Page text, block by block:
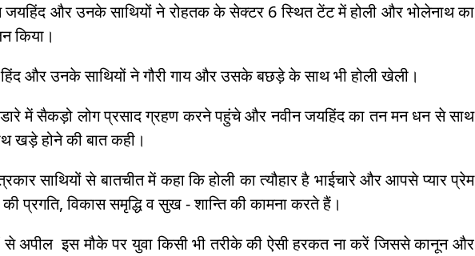
जयहिंद और उनके साथियों ने रोहतक के सेक्टर 6 स्थित टेंट में होली और भोलेनाथ का
किया।
और उनके साथियों ने गौरी गाय और उसके बछड़े के साथ भी होली खेली।
में सैकड़ो लोग प्रसाद ग्रहण करने पहुंचे और नवीन जयहिंद का तन मन धन से साथ
खड़े होने की बात कही।
साथियों से बातचीत में कहा कि होली का त्यौहार है भाईचारे और आपसे प्यार प्रेम
प्रगति, विकास समृद्धि व सुख - शान्ति की कामना करते हैं।
से अपील इस मौके पर युवा किसी भी तरीके की ऐसी हरकत ना करें जिससे कानून और